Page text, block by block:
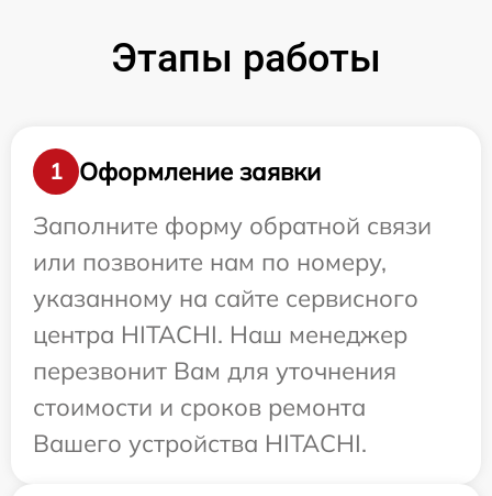
Этапы работы
1
Оформление заявки
Заполните форму обратной связи
или позвоните нам по номеру,
указанному на сайте сервисного
центра HITACHI. Наш менеджер
перезвонит Вам для уточнения
стоимости и сроков ремонта
Вашего устройства HITACHI.